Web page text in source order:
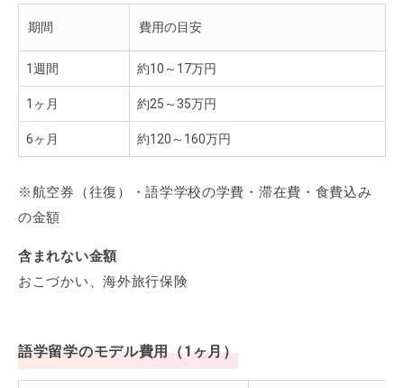
期間 費用の目安
1週間 約10～17万円
1ヶ月 約25～35万円
6ヶ月 約120～160万円
※航空券（往復）・語学学校の学費・滞在費・食費込み
の金額
含まれない金額
おこづかい、海外旅行保険
語学留学のモデル費用（1ヶ月）